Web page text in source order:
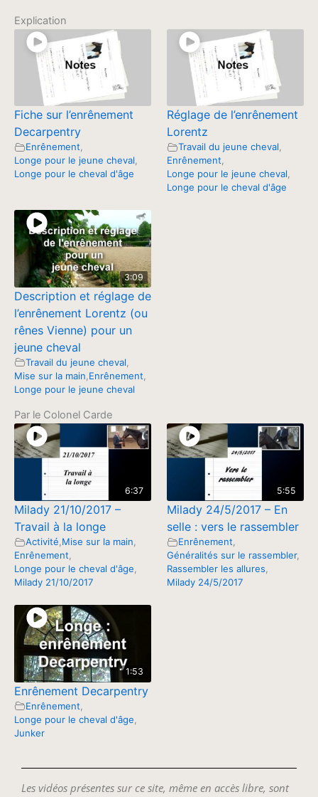
Explication
Fiche sur l’enrênement
Decarpentry
Enrênement,
Longe pour le jeune cheval,
Longe pour le cheval d'âge
Réglage de l’enrênement
Lorentz
Travail du jeune cheval,
Enrênement,
Longe pour le jeune cheval,
Longe pour le cheval d'âge
3:09
Description et réglage de
l’enrênement Lorentz (ou
rênes Vienne) pour un
jeune cheval
Travail du jeune cheval
Mise sur la main Enrênement
Longe pour le jeune cheval
Par le Colonel Carde
6:37
Milady 21/10/2017 –
Travail à la longe
Activité Mise sur la main
Enrênement
Longe pour le cheval d'âge
Milady 21/10/2017
5:55
Milady 24/5/2017 – En
selle : vers le rassembler
Enrênement
Généralités sur le rassembler,
Rassembler les allures
Milady 24/5/2017
1:53
Enrênement Decarpentry
Enrênement
Longe pour le cheval d'âge
Junker
Les vidéos présentes sur ce site, même en accès libre, sont